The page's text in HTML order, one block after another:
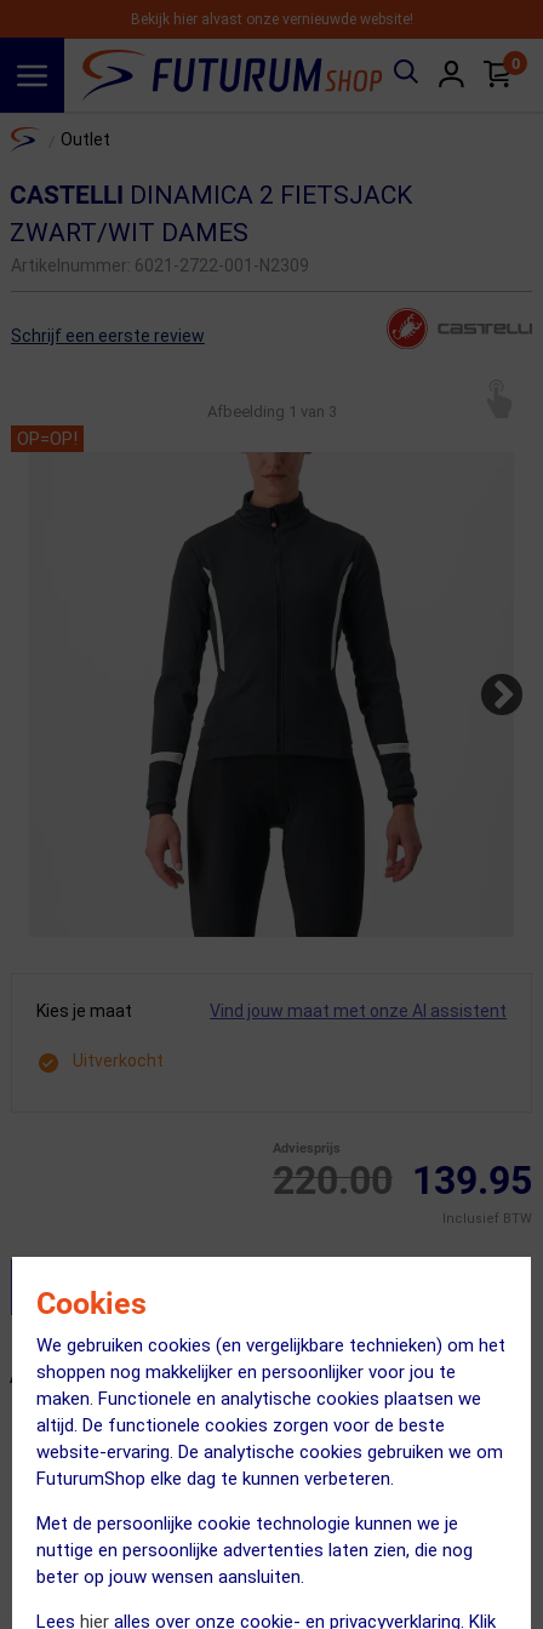
Cookies
We gebruiken cookies (en vergelijkbare technieken) om het
shoppen nog makkelijker en persoonlijker voor jou te
maken. Functionele en analytische cookies plaatsen we
altijd. De functionele cookies zorgen voor de beste
website-ervaring. De analytische cookies gebruiken we om
FuturumShop elke dag te kunnen verbeteren.
Met de persoonlijke cookie technologie kunnen we je
nuttige en persoonlijke advertenties laten zien, die nog
beter op jouw wensen aansluiten.
Lees hier alles over onze cookie- en privacyverklaring. Klik
Bekijk hier alvast onze vernieuwde website!
0
Home Outlet
CASTELLI DINAMICA 2 FIETSJACK
ZWART/WIT DAMES
Artikelnummer: 6021-2722-001-N2309
Schrijf een eerste review
Afbeelding 1 van 3
OP=OP!
Kies je maat Vind jouw maat met onze AI assistent
Uitverkocht
220.00
Adviesprijs
139.95
Inclusief BTW
ALTERNATIEVE PRODUCTEN
OP=OP! OP=OP!